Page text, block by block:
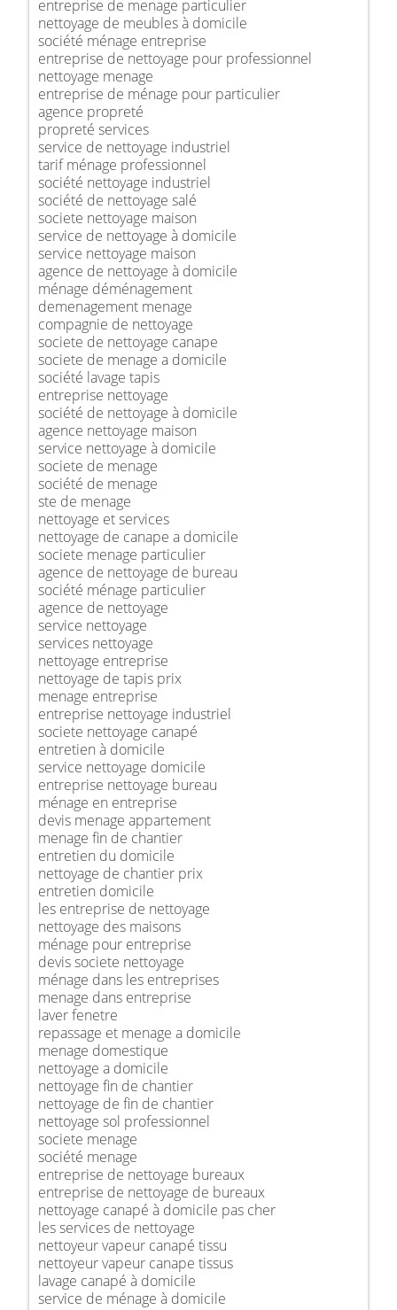
entreprise de menage particulier
nettoyage de meubles à domicile
société ménage entreprise
entreprise de nettoyage pour professionnel
nettoyage menage
entreprise de ménage pour particulier
agence propreté
propreté services
service de nettoyage industriel
tarif ménage professionnel
société nettoyage industriel
société de nettoyage salé
societe nettoyage maison
service de nettoyage à domicile
service nettoyage maison
agence de nettoyage à domicile
ménage déménagement
demenagement menage
compagnie de nettoyage
societe de nettoyage canape
societe de menage a domicile
société lavage tapis
entreprise nettoyage
société de nettoyage à domicile
agence nettoyage maison
service nettoyage à domicile
societe de menage
société de menage
ste de menage
nettoyage et services
nettoyage de canape a domicile
societe menage particulier
agence de nettoyage de bureau
société ménage particulier
agence de nettoyage
service nettoyage
services nettoyage
nettoyage entreprise
nettoyage de tapis prix
menage entreprise
entreprise nettoyage industriel
societe nettoyage canapé
entretien à domicile
service nettoyage domicile
entreprise nettoyage bureau
ménage en entreprise
devis menage appartement
menage fin de chantier
entretien du domicile
nettoyage de chantier prix
entretien domicile
les entreprise de nettoyage
nettoyage des maisons
ménage pour entreprise
devis societe nettoyage
ménage dans les entreprises
menage dans entreprise
laver fenetre
repassage et menage a domicile
menage domestique
nettoyage a domicile
nettoyage fin de chantier
nettoyage de fin de chantier
nettoyage sol professionnel
societe menage
société menage
entreprise de nettoyage bureaux
entreprise de nettoyage de bureaux
nettoyage canapé à domicile pas cher
les services de nettoyage
nettoyeur vapeur canapé tissu
nettoyeur vapeur canape tissus
lavage canapé à domicile
service de ménage à domicile